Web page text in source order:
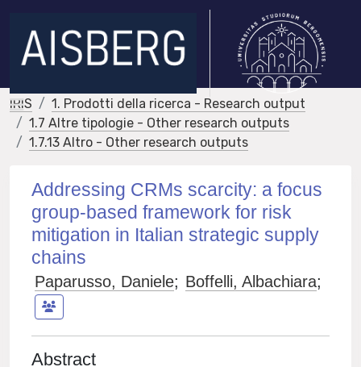
IRIS
1. Prodotti della ricerca - Research output
1.7 Altre tipologie - Other research outputs
1.7.13 Altro - Other research outputs
Addressing CRMs scarcity: a focus
group-based framework for risk
mitigation in Italian strategic supply
chains
Paparusso, Daniele; Boffelli, Albachiara;
Abstract